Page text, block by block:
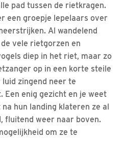
pad tussen de rietkragen.
een groepje lepelaars over
Al wandelend
vele rietgorzen en
diep in het riet, maar zo
op in een korte steile
zingend neer te
enig gezicht en je weet
hun landing klateren ze al
fluitend weer naar boven.
om ze te